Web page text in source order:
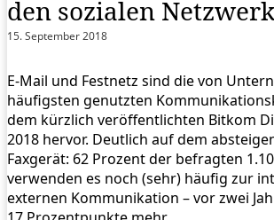
den sozialen
15. September 2018
E-Mail und Festnetz sind die von
häufigsten genutzten
dem kürzlich veröffentlichten Bitkom
2018 hervor. Deutlich auf dem
Faxgerät: 62 Prozent der befragten
verwenden es noch (sehr) häufig zur
externen Kommunikation – vor zwei